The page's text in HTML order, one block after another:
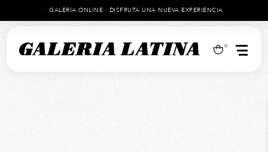
· GALERÍA ONLINE · DISFRUTÁ UNA NUEVA EXPERIENCIA
0